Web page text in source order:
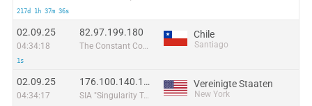
217d 1h 37m 36s
02.09.25
04:34:18
1s
82.97.199.180
The Constant Company, LLC
Chile
Santiago
02.09.25
04:34:17
176.100.140.140
SIA "Singularity Telecom"
Vereinigte Staaten
New York